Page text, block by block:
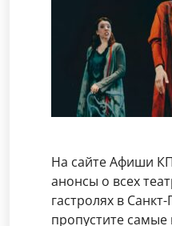
На сайте Афиши
анонсы о всех
гастролях в
пропустите